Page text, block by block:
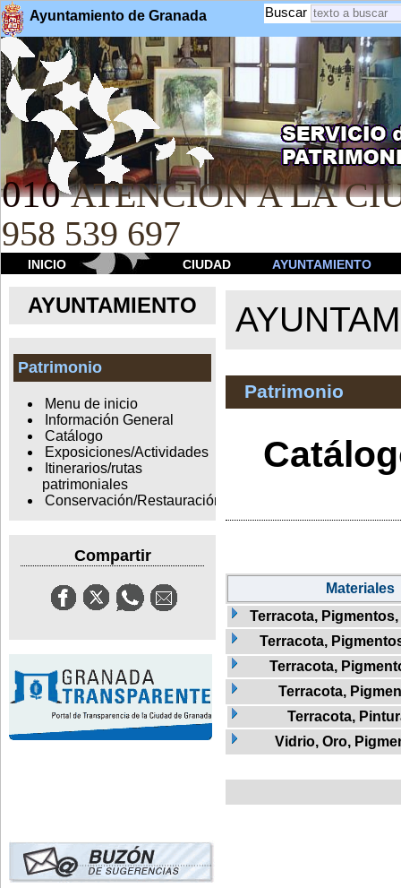
Ayuntamiento de Granada Buscar
010 ATENCION A LA
958 539 697
INICIO CIUDAD AYUNTAMIENTO
AYUNTAMIENTO
Patrimonio
Menu de inicio
Información General
Catálogo
Exposiciones/Actividades
Itinerarios/rutas
patrimoniales
Conservación/Restauración
Compartir
Patrimonio
Materiales
Terracota,
Terracota,
Terracota,
Terracota,
Terracota,
Vidrio, Oro,